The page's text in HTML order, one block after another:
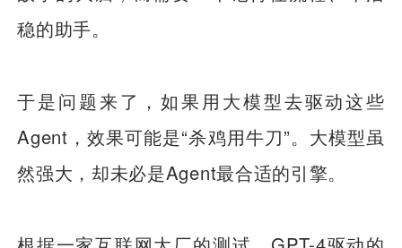
稳的助手。
于是问题来了，如果用大模型去驱动这些
Agent，效果可能是“杀鸡用牛刀”。大模型虽
然强大，却未必是Agent最合适的引擎。